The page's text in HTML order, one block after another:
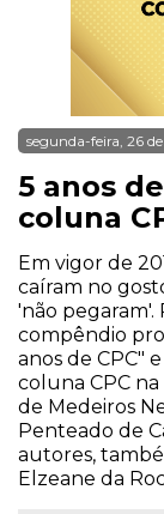
segunda-feira, 26
5 anos
coluna
Em vigor de
caíram no
'não
compêndio
anos de CPC"
coluna CPC na
de Medeiros
Penteado de
autores,
Elzeane da